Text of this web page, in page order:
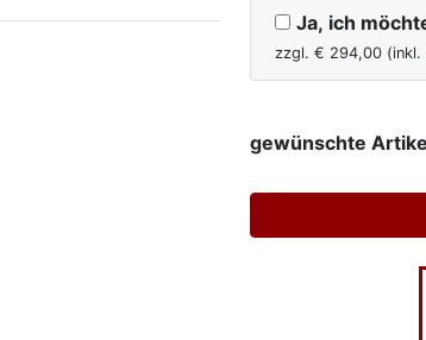
Ja, ich
zzgl. € 294,00 (inkl.
gewünschte